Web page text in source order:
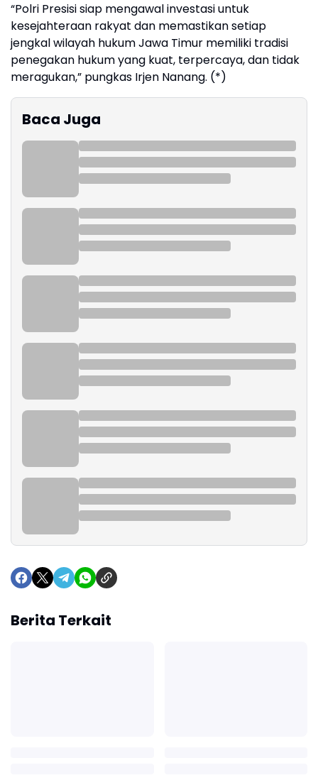
“Polri Presisi siap mengawal investasi untuk
kesejahteraan rakyat dan memastikan setiap
jengkal wilayah hukum Jawa Timur memiliki tradisi
penegakan hukum yang kuat, terpercaya, dan tidak
meragukan,” pungkas Irjen Nanang. (*)
Baca Juga
Berita Terkait